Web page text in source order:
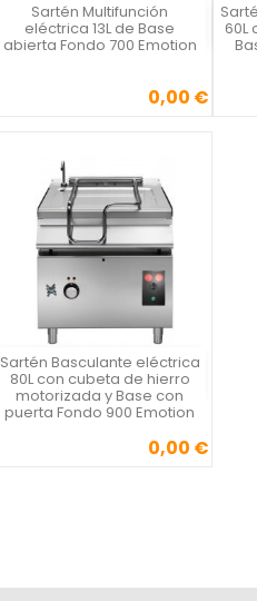
Sartén Multifunción
eléctrica 13L de Base
abierta Fondo 700 Emotion
Precio0,00 €
Vista rápida 60L
Sartén Basculante eléctrica
80L con cubeta de hierro
motorizada y Base con
puerta Fondo 900 Emotion
Precio0,00 €

Vista rápida